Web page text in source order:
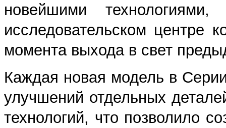
новейшими
исследовательском центре
момента выхода в свет
Каждая новая модель в
улучшений отдельных
технологий, что позволило